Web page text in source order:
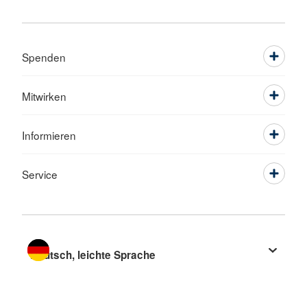
Spenden
Mitwirken
Informieren
Service
Sprache wechseln zu